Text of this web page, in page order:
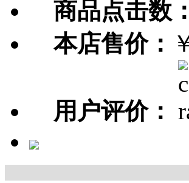
商品点击数：
本店售价：
用户评价：